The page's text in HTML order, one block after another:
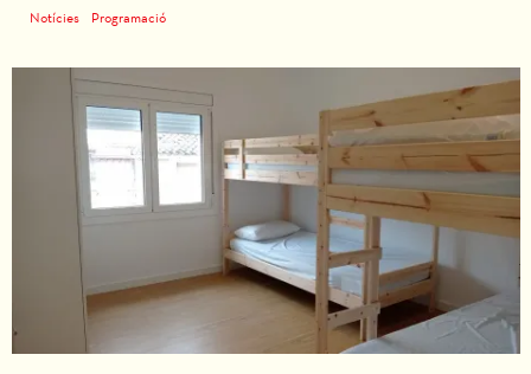
Notícies Programació